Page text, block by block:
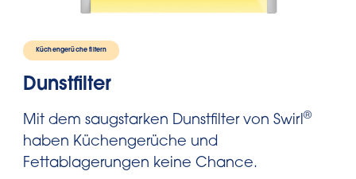
Küchengerüche filtern
Dunstfilter
Mit dem saugstarken Dunstfilter von Swirl®
haben Küchengerüche und
Fettablagerungen keine Chance.